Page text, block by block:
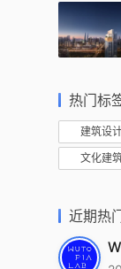
热门标
建筑设
文化建
近期热